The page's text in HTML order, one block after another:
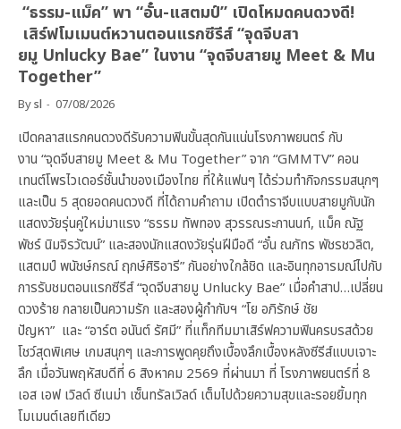
“ธรรม-แม็ค” พา “อั๋น-แสตมป์” เปิดโหมดคนดวงดี!
เสิร์ฟโมเมนต์หวานตอนแรกซีรีส์ “จุดจีบสา
ยมู Unlucky Bae” ในงาน “จุดจีบสายมู Meet & Mu
Together”
Bysl 07/08/2026
เปิดคลาสแรกคนดวงดีรับความฟินขั้นสุดกันแน่นโรงภาพยนตร์ กับ
งาน “จุดจีบสายมู Meet & Mu Together” จาก “GMMTV” คอน
เทนต์โพรไวเดอร์ชั้นนำของเมืองไทย ที่ให้แฟนๆ ได้ร่วมทำกิจกรรมสนุกๆ
และเป็น 5 สุดยอดคนดวงดี ที่ได้ถามคำถาม เปิดตำราจีบแบบสายมูกับนัก
แสดงวัยรุ่นคู่ใหม่มาแรง “ธรรม ทัพทอง สุวรรณระกานนท์, แม็ค ณัฐ
พัชร์ นิมจิรวัฒน์” และสองนักแสดงวัยรุ่นฝีมือดี “อั๋น ณภัทร พัชรชวลิต,
แสตมป์ พนัชษ์กรณ์ ฤกษ์ศิริอารี” กันอย่างใกล้ชิด และอินทุกอารมณ์ไปกับ
การรับชมตอนแรกซีรีส์ “จุดจีบสายมู Unlucky Bae” เมื่อคำสาป…เปลี่ยน
ดวงร้าย กลายเป็นความรัก และสองผู้กำกับฯ “โย อภิรักษ์ ชัย
ปัญหา” และ “อาร์ต อนันต์ รัศมี” ที่แท็กทีมมาเสิร์ฟความฟินครบรสด้วย
โชว์สุดพิเศษ เกมสนุกๆ และการพูดคุยถึงเบื้องลึกเบื้องหลังซีรีส์แบบเจาะ
ลึก เมื่อวันพฤหัสบดีที่ 6 สิงหาคม 2569 ที่ผ่านมา ที่ โรงภาพยนตร์ที่ 8
เอส เอฟ เวิลด์ ซีเนม่า เซ็นทรัลเวิลด์ เต็มไปด้วยความสุขและรอยยิ้มทุก
โมเมนต์เลยทีเดียว